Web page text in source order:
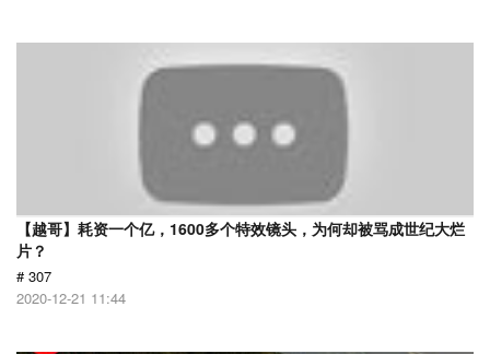
【越哥】耗资一个亿，1600多个特效镜头，为何却被骂成世纪大烂
片？
# 307
2020-12-21 11:44